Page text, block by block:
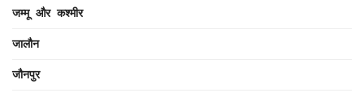
जम्मू और कश्मीर
जालौन
जौनपुर